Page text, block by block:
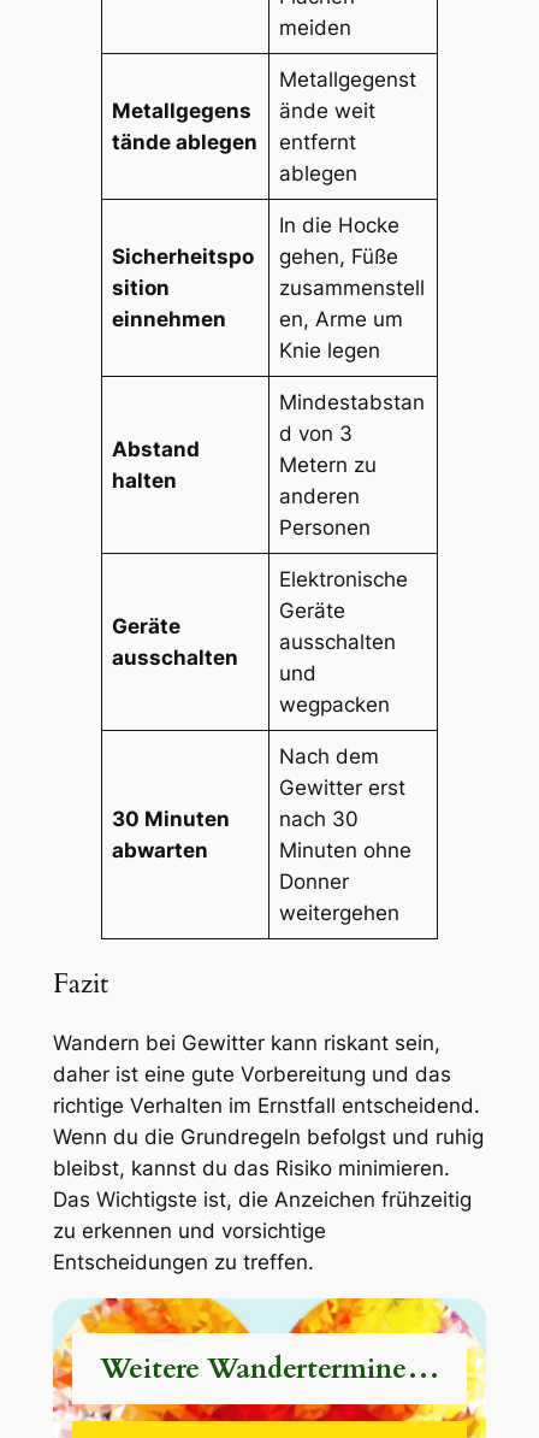
meiden
Metallgegens
tände ablegen
Metallgegenst
ände weit
entfernt
ablegen
Sicherheitspo
sition
einnehmen
In die Hocke
gehen, Füße
zusammenstell
en, Arme um
Knie legen
Abstand
halten
Mindestabstan
d von 3
Metern zu
anderen
Personen
Geräte
ausschalten
Elektronische
Geräte
ausschalten
und
wegpacken
30 Minuten
abwarten
Nach dem
Gewitter erst
nach 30
Minuten ohne
Donner
weitergehen
Fazit
Wandern bei Gewitter kann riskant sein,
daher ist eine gute Vorbereitung und das
richtige Verhalten im Ernstfall entscheidend.
Wenn du die Grundregeln befolgst und ruhig
bleibst, kannst du das Risiko minimieren.
Das Wichtigste ist, die Anzeichen frühzeitig
zu erkennen und vorsichtige
Entscheidungen zu treffen.
Weitere Wandertermine…